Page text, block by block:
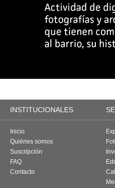
INSTITUCIONALES
Inicio
Quiénes somos
Suscripción
FAQ
Contacto